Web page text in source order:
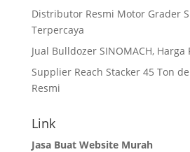
Distributor Resmi Motor Grader
Terpercaya
Jual Bulldozer SINOMACH,
Supplier Reach Stacker 45 Ton
Resmi
Link
Jasa Buat Website Murah